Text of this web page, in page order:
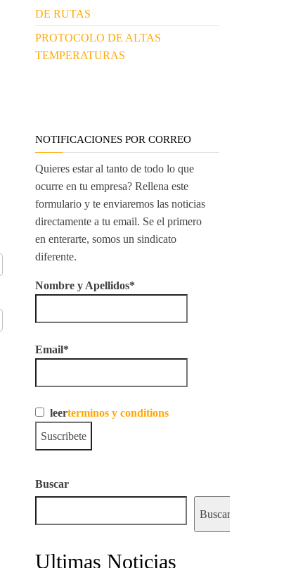
DE RUTAS
PROTOCOLO DE ALTAS
TEMPERATURAS
NOTIFICACIONES POR CORREO
Quieres estar al tanto de todo lo que
ocurre en tu empresa? Rellena este
formulario y te enviaremos las noticias
directamente a tu email. Se el primero
en enterarte, somos un sindicato
diferente.
Nombre y Apellidos*
Email*
leerterminos y conditions
Buscar
Buscar
Ultimas Noticias